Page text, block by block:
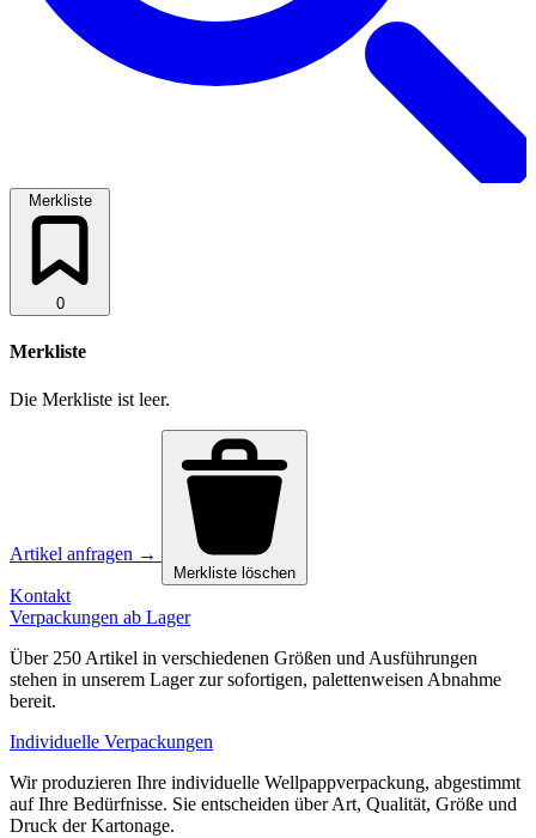
Merkliste
0
Merkliste
Die Merkliste ist leer.
Artikel anfragen →
Merkliste löschen
Kontakt
Verpackungen ab Lager
Über 250 Artikel in verschiedenen Größen und Ausführungen
stehen in unserem Lager zur sofortigen, palettenweisen Abnahme
bereit.
Individuelle Verpackungen
Wir produzieren Ihre individuelle Wellpappverpackung, abgestimmt
auf Ihre Bedürfnisse. Sie entscheiden über Art, Qualität, Größe und
Druck der Kartonage.